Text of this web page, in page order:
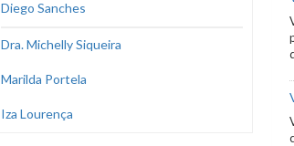
Diego Sanches
Dra. Michelly Siqueira
Marilda Portela
Iza Lourença